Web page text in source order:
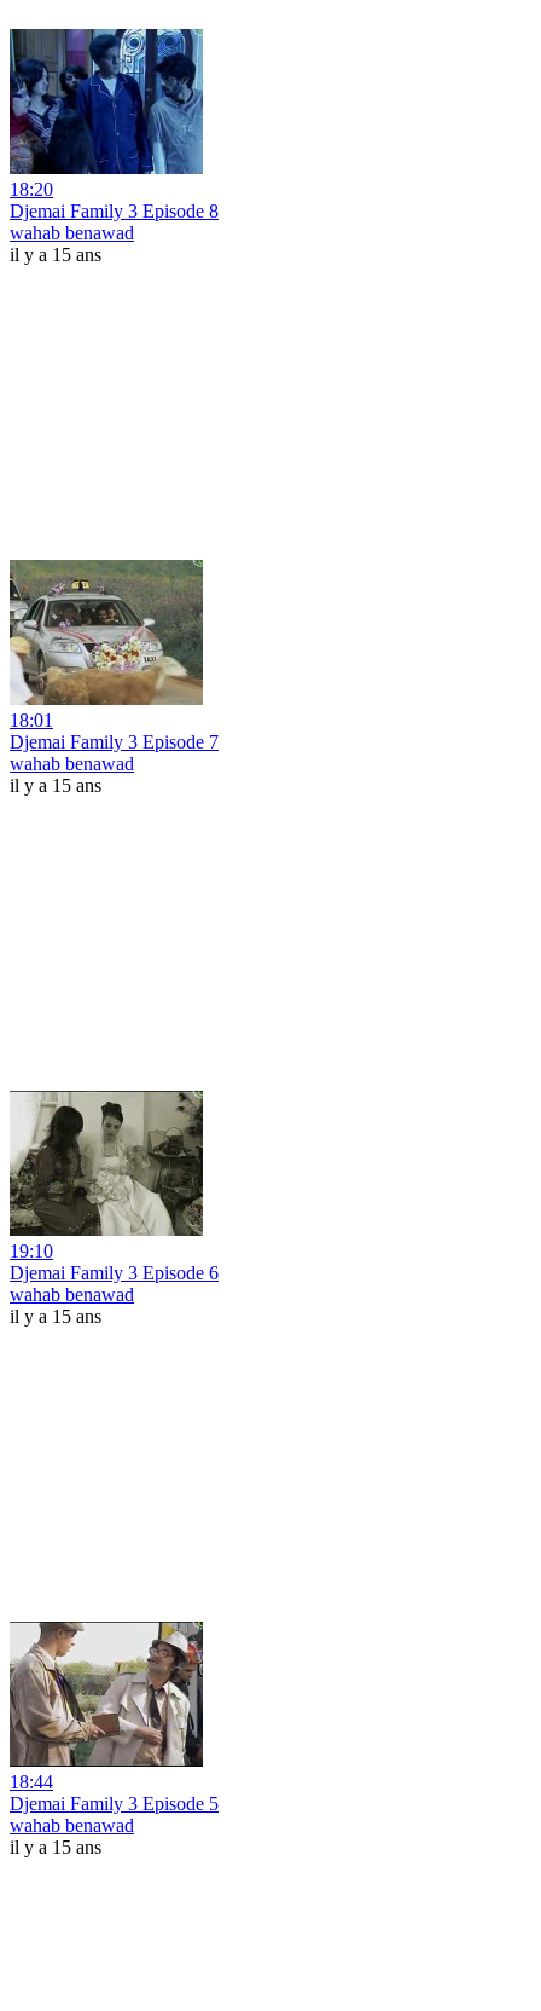
18:20
Djemai Family 3 Episode 8
wahab benawad
il y a 15 ans
18:01
Djemai Family 3 Episode 7
wahab benawad
il y a 15 ans
19:10
Djemai Family 3 Episode 6
wahab benawad
il y a 15 ans
18:44
Djemai Family 3 Episode 5
wahab benawad
il y a 15 ans